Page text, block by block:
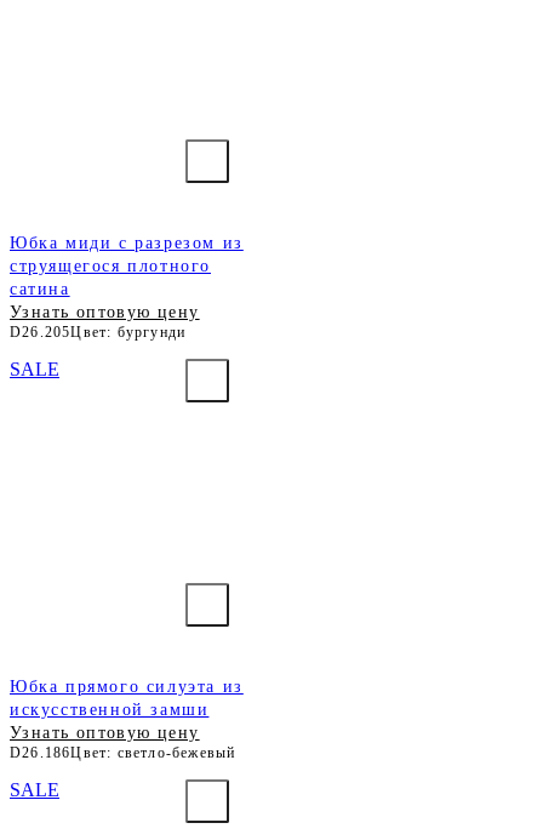
Юбка миди с разрезом из
струящегося плотного
сатина
Узнать оптовую цену
D26.205Цвет: бургунди
Юбка прямого силуэта из
искусственной замши
Узнать оптовую цену
D26.186Цвет: светло-бежевый
SALE
SALE